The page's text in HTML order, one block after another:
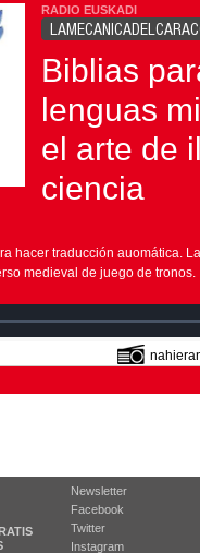
RADIO EUSKADI
Biblias
lenguas
el arte de
ciencia
hacer traducción auomática.
medieval de juego de tronos.
Newsletter
Facebook
Twitter
Instagram